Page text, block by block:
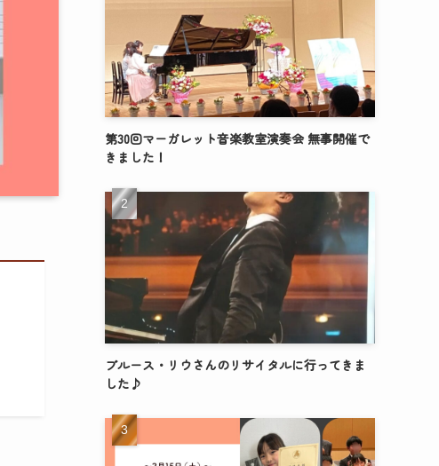
第30回マーガレット音楽教室演奏会 無事開催で
きました！
ブルース・リウさんのリサイタルに行ってきま
した♪